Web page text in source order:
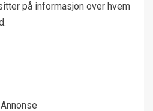
på informasjon over hvem
Annonse